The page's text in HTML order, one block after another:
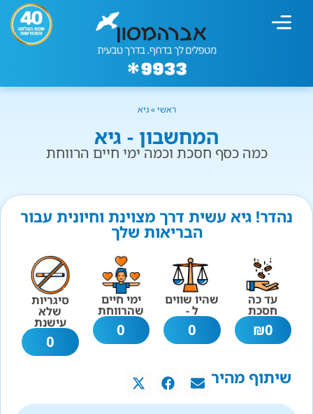
ראשי»גיא
המחשבון - גיא
כמה כסף חסכת וכמה ימי חיים הרווחת
נהדר! גיא עשית דרך מצוינת וחיונית עבור
הבריאות שלך
עד כה
חסכת
0
₪
שהיו שווים
ל -
0
ימי חיים
שהרווחת
0
סיגריות
שלא
עישנת
0
שיתוף מהיר